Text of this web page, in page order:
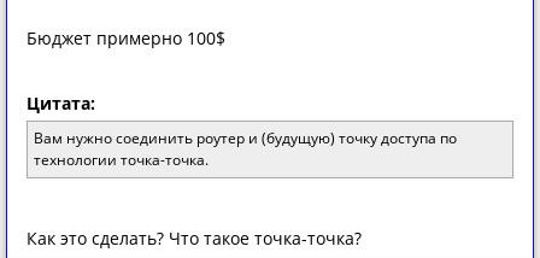
Бюджет примерно 100$
Цитата:
Вам нужно соединить роутер и (будущую) точку доступа по
технологии точка-точка.
Как это сделать? Что такое точка-точка?